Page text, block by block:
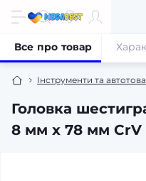
Інструменти та
Головка
8 мм x 78 мм CrV
Все про товар